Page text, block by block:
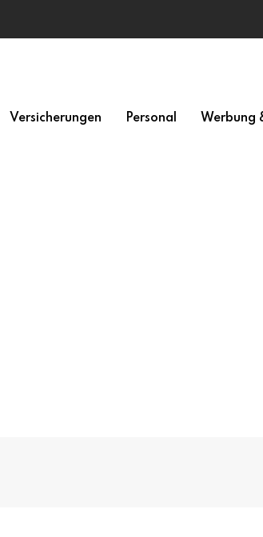
Versicherungen Personal Werbung